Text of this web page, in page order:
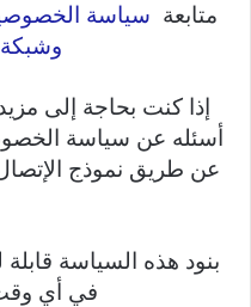
متابعة
إذا كنت بحاجة إلى
أسئله عن سياسة
عن طريق نموذج
بنود هذه السياسة قابلة
في أي